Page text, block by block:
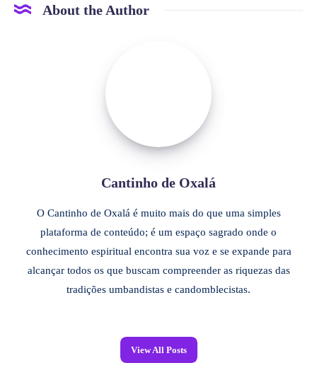
About the Author
Cantinho de Oxalá
O Cantinho de Oxalá é muito mais do que uma simples
plataforma de conteúdo; é um espaço sagrado onde o
conhecimento espiritual encontra sua voz e se expande para
alcançar todos os que buscam compreender as riquezas das
tradições umbandistas e candomblecistas.
View All Posts